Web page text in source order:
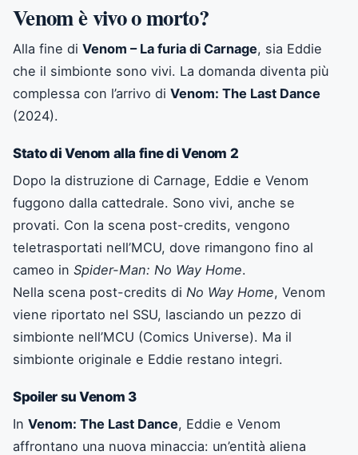
Venom è vivo o morto?
Alla fine di Venom – La furia di Carnage, sia Eddie
che il simbionte sono vivi. La domanda diventa più
complessa con l’arrivo di Venom: The Last Dance
(2024).
Stato di Venom alla fine di Venom 2
Dopo la distruzione di Carnage, Eddie e Venom
fuggono dalla cattedrale. Sono vivi, anche se
provati. Con la scena post-credits, vengono
teletrasportati nell’MCU, dove rimangono fino al
cameo in Spider-Man: No Way Home.
Nella scena post-credits di No Way Home, Venom
viene riportato nel SSU, lasciando un pezzo di
simbionte nell’MCU (Comics Universe). Ma il
simbionte originale e Eddie restano integri.
Spoiler su Venom 3
In Venom: The Last Dance, Eddie e Venom
affrontano una nuova minaccia: un’entità aliena